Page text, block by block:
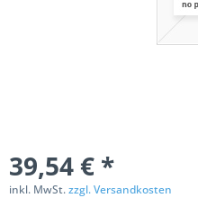
39,54 € *
inkl. MwSt.zzgl. Versandkosten